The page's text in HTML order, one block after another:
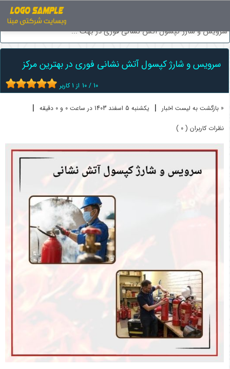
سرویس و شارژ کپسول آتش نشانی فوری در بهت ...
سرویس و شارژ کپسول آتش نشانی فوری در بهترین مرکز
10 / 10 از 1کاربر
« بازگشت به لیست اخبار | یکشنبه 5 اسفند 1403 در ساعت 0 و 0 دقیقه |
نظرات کاربران ( 0 )